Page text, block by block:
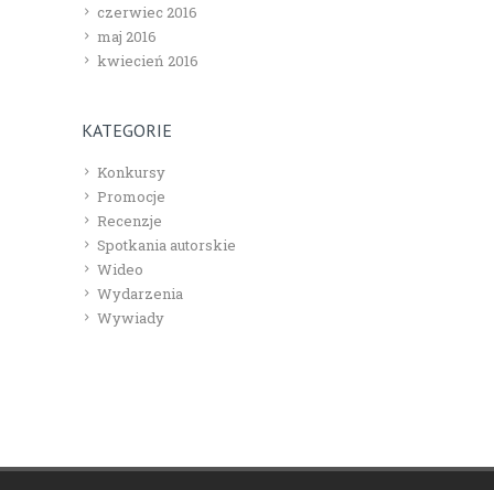
czerwiec 2016
maj 2016
kwiecień 2016
KATEGORIE
Konkursy
Promocje
Recenzje
Spotkania autorskie
Wideo
Wydarzenia
Wywiady